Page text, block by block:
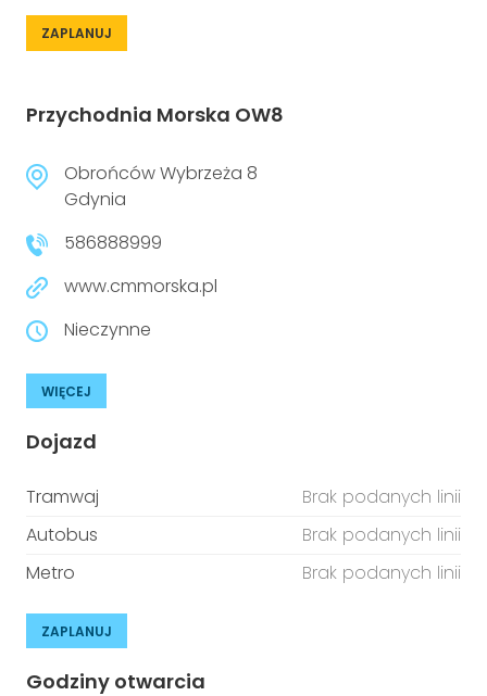
ZAPLANUJ
Przychodnia Morska OW8
Obrońców Wybrzeża 8
Gdynia
586888999
www.cmmorska.pl
Nieczynne
WIĘCEJ
Dojazd
Tramwaj
Brak podanych linii
Autobus
Brak podanych linii
Metro
Brak podanych linii
ZAPLANUJ
Godziny otwarcia